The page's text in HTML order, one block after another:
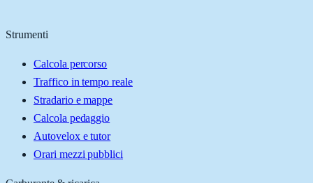
Strumenti
Calcola percorso
Traffico in tempo reale
Stradario e mappe
Calcola pedaggio
Autovelox e tutor
Orari mezzi pubblici